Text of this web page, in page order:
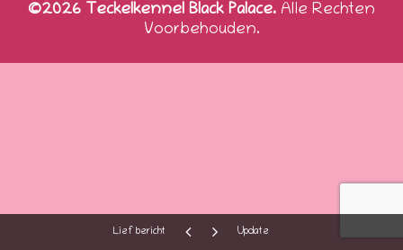
Lief bericht Update
©2026 Teckelkennel Black Palace. Alle Rechten
Voorbehouden.